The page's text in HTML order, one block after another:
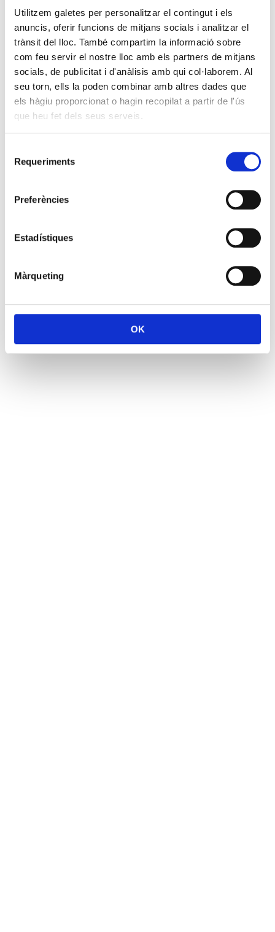
Utilitzem galetes per personalitzar el contingut i els
anuncis, oferir funcions de mitjans socials i analitzar el
trànsit del lloc. També compartim la informació sobre
com feu servir el nostre lloc amb els partners de mitjans
socials, de publicitat i d'anàlisis amb qui col·laborem. Al
seu torn, ells la poden combinar amb altres dades que
els hàgiu proporcionat o hagin recopilat a partir de l'ús
que heu fet dels seus serveis.
Requeriments
Preferències
Estadístiques
Màrqueting
OK